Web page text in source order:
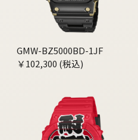
GMW-BZ5000BD-1JF
￥102,300 (税込)